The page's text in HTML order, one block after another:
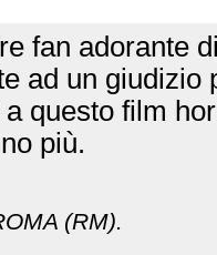
fan adorante
ad un giudizio
questo film
più.
(RM).